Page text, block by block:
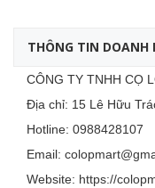
THÔNG TIN DOANH
CÔNG TY TNHH CỌ
Địa chỉ: 15 Lê Hữu
Hotline: 0988428107
Email:
Website: https://